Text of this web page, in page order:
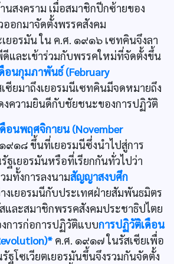
สงคราม เมื่อสมาชิกปีกซ้ายของ
อกมาจัดตั้งพรรคสังคม
ยอรมัน ใน ค.ศ. ๑๙๑๖ เซทคินจึงลา
และเข้าร่วมกับพรรคใหม่ที่จัดตั้งขึ้น
อนกุมภาพันธ์ (February
ซียมาถึงเยอรมนีเซทคินมีจดหมายถึง
งความยินดีกับชัยชนะของการปฏิวัติ
อนพฤศจิกายน (November
๙๑๘ ขึ้นที่เยอรมนีซึ่งนำไปสู่การ
ฐเยอรมันหรือที่เรียกกันทั่วไปว่า
มทั้งการลงนามสัญญาสงบศึก
งเยอรมนีกับประเทศฝ่ายสัมพันธมิตร
ละสมาชิกพรรคสังคมประชาธิปไตย
การก่อการปฏิวัติแบบการปฏิวัติเดือน
ค.ศ. ๑๙๑๗ ในรัสเซียเพื่อ
ฐโซเวียตเยอรมันขึ้นจึงรวมกันจัดตั้ง